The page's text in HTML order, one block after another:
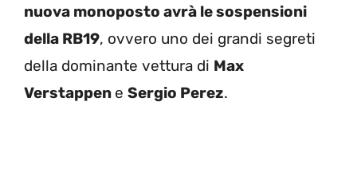
nuova monoposto avrà le sospensioni
della RB19, ovvero uno dei grandi segreti
della dominante vettura di Max
Verstappen e Sergio Perez.